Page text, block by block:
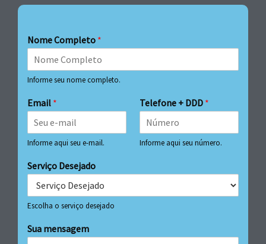
Nome Completo *
Informe seu nome completo.
Email *
Informe aqui seu e-mail.
Telefone + DDD *
Informe aqui seu número.
Serviço Desejado
Escolha o serviço desejado
Sua mensagem